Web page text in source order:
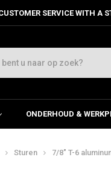
SERVICE WITH A
ONDERHOUD &
Sturen 7/8" T-6